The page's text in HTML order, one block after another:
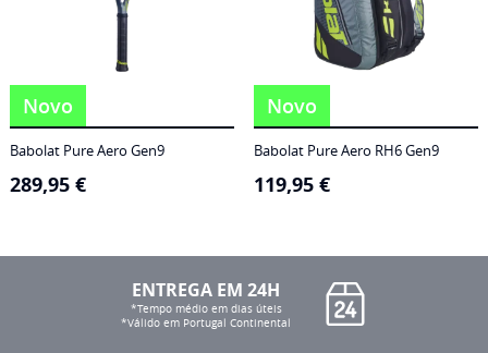
Novo
Babolat Pure Aero Gen9
289,95 €
Novo
Babolat Pure Aero RH6 Gen9
119,95 €
ENTREGA EM 24H
*Tempo médio em dias úteis
*Válido em Portugal Continental